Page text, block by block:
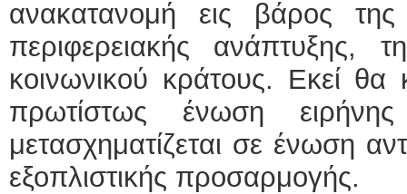
ανακατανομή εις βάρος
περιφερειακής ανάπτυξης,
κοινωνικού κράτους. Εκεί
πρωτίστως ένωση
μετασχηματίζεται σε ένωση
εξοπλιστικής προσαρμογής.